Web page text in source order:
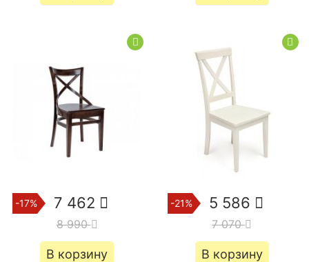
-17% 7 462
8 990
В корзину
-21% 5 586
7 070
В корзину